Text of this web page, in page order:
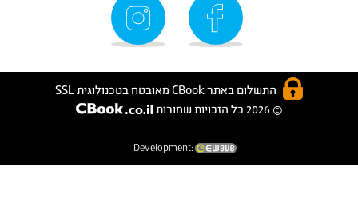
התשלום באתר CBook מאובטח בטכנולוגית SSL
© 2026 כל הזכויות שמורות
Development: